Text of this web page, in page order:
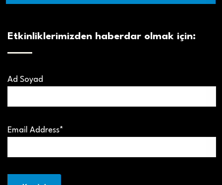
Etkinliklerimizden haberdar olmak için:
Ad Soyad
Email Address*